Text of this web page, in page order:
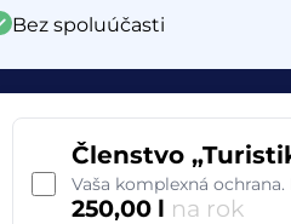
Bez spoluúčasti
Členstvo
Vaša komplexná
250,00 l na rok